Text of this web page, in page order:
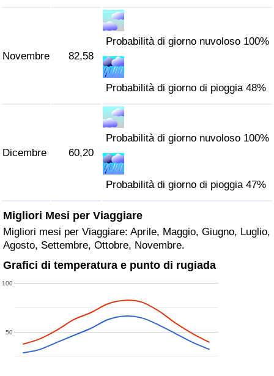
Novembre 82,58
Probabilità di giorno nuvoloso 100%
Probabilità di giorno di pioggia 48%
Dicembre 60,20
Probabilità di giorno nuvoloso 100%
Probabilità di giorno di pioggia 47%
Migliori Mesi per Viaggiare
Migliori mesi per Viaggiare: Aprile, Maggio, Giugno, Luglio,
Agosto, Settembre, Ottobre, Novembre.
Grafici di temperatura e punto di rugiada
50
100